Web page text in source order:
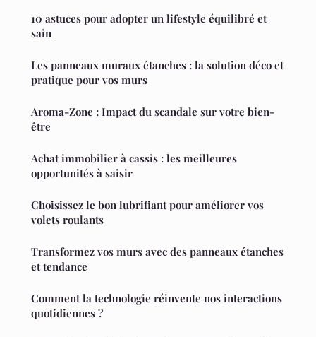
10 astuces pour adopter un lifestyle équilibré et
sain
Les panneaux muraux étanches : la solution déco et
pratique pour vos murs
Aroma-Zone : Impact du scandale sur votre bien-
être
Achat immobilier à cassis : les meilleures
opportunités à saisir
Choisissez le bon lubrifiant pour améliorer vos
volets roulants
Transformez vos murs avec des panneaux étanches
et tendance
Comment la technologie réinvente nos interactions
quotidiennes ?